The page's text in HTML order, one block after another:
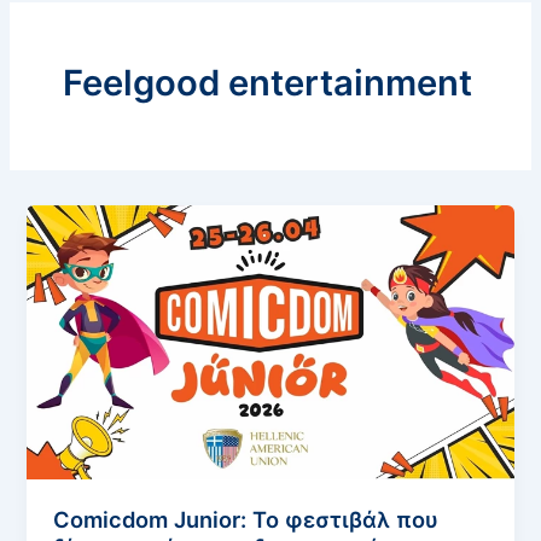
Feelgood entertainment
Comicdom Junior: Το φεστιβάλ που